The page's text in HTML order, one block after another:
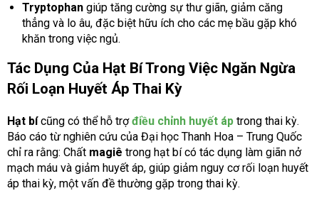
Tryptophangiúp tăng cường sự thư giãn, giảm căng
thẳng và lo âu, đặc biệt hữu ích cho các mẹ bầu gặp khó
khăn trong việc ngủ.
Tác Dụng Của Hạt Bí Trong Việc Ngăn Ngừa
Rối Loạn Huyết Áp Thai Kỳ
Hạt bícũng có thể hỗ trợđiều chỉnh huyết áp trong thai kỳ.
Báo cáo từ nghiên cứu của Đại học Thanh Hoa – Trung Quốc
chỉ ra rằng: Chất magiê trong hạt bí có tác dụng làm giãn nở
mạch máu và giảm huyết áp, giúp giảm nguy cơ rối loạn huyết
áp thai kỳ, một vấn đề thường gặp trong thai kỳ.